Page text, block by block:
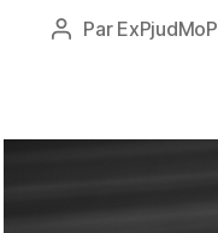
Auteur
Par ExPjudMoP